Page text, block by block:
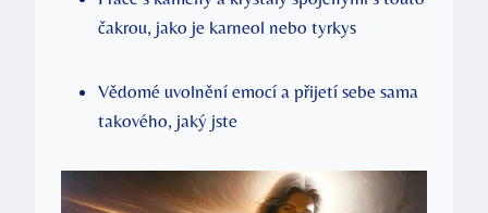
čakrou, jako je karneol nebo tyrkys
Vědomé uvolnění emocí a přijetí sebe sama
takového, jaký jste